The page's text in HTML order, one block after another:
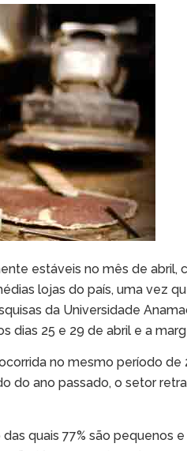
estáveis no mês de
lojas do país, uma vez
da Universidade
25 e 29 de abril e a
no mesmo período
ano passado, o setor
quais 77% são pequenos